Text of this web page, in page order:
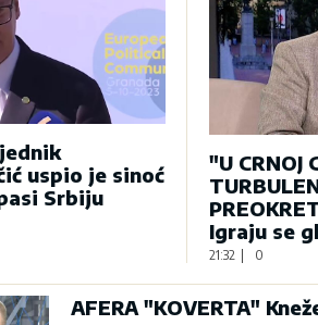
uspio je sinoć
Srbiju
"U CRNOJ
Igraju se
21:32 | 0
AFERA "KOVERTA"